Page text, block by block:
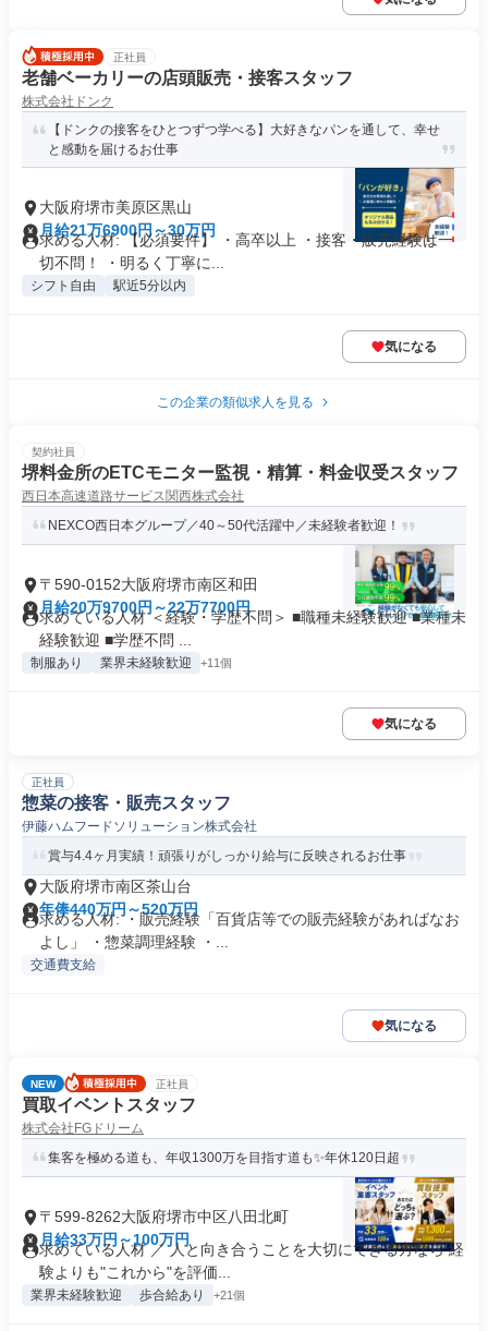
正社員
老舗ベーカリーの店頭販売・接客スタッフ
株式会社ドンク
【ドンクの接客をひとつずつ学べる】大好きなパンを通して、幸せ
と感動を届けるお仕事
大阪府堺市美原区黒山
月給21万6900円～30万円
求める人材: 【必須要件】 ・高卒以上 ・接客・販売経験は一
切不問！ ・明るく丁寧に...
シフト自由 駅近5分以内
気になる
この企業の類似求人を見る
契約社員
堺料金所のETCモニター監視・精算・料金収受スタッフ
西日本高速道路サービス関西株式会社
NEXCO西日本グループ／40～50代活躍中／未経験者歓迎！
〒590-0152大阪府堺市南区和田
月給20万9700円～22万7700円
求めている人材 ＜経験・学歴不問＞ ■職種未経験歓迎 ■業種未
経験歓迎 ■学歴不問 ...
制服あり 業界未経験歓迎 +11個
気になる
正社員
惣菜の接客・販売スタッフ
伊藤ハムフードソリューション株式会社
賞与4.4ヶ月実績！頑張りがしっかり給与に反映されるお仕事
大阪府堺市南区茶山台
年俸440万円～520万円
求める人材: ・販売経験「百貨店等での販売経験があればなお
よし」 ・惣菜調理経験 ・...
交通費支給
気になる
NEW 正社員
買取イベントスタッフ
株式会社FGドリーム
集客を極める道も、年収1300万を目指す道も✨年休120日超
〒599-8262大阪府堺市中区八田北町
月給33万円～100万円
求めている人材 ／ 人と向き合うことを大切にできる方なら 経
験よりも"これから"を評価...
業界未経験歓迎 歩合給あり +21個